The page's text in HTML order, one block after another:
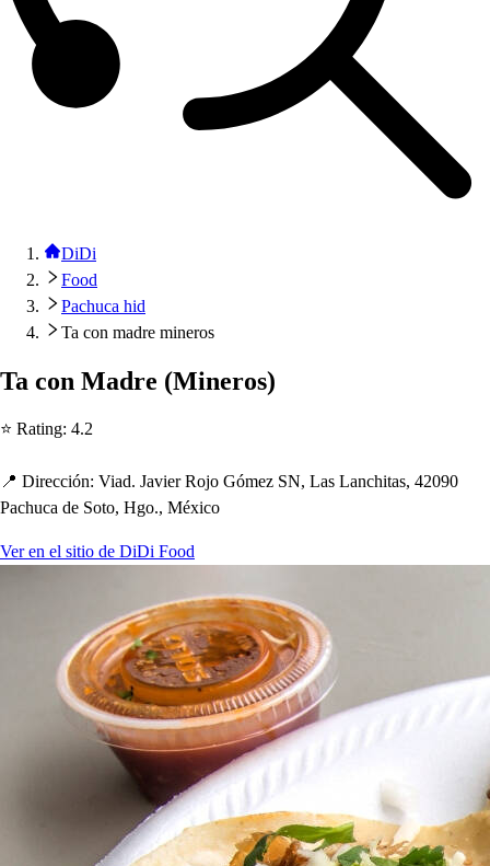
DiDi
Food
Pachuca hid
Ta con madre mineros
Ta con Madre (Mineros)
⭐ Rating: 4.2
📍 Dirección: Viad. Javier Rojo Gómez SN, Las Lanchitas, 42090
Pachuca de Soto, Hgo., México
Ver en el sitio de DiDi Food